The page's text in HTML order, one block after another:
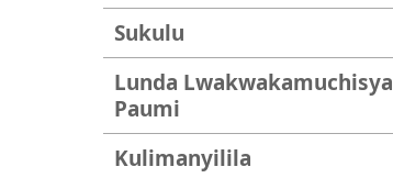
Sukulu
Lunda Lwakwakamuchisya
Paumi
Kulimanyilila